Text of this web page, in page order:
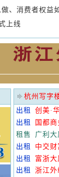
、消费者权益
上线
杭州写字
出租
创美·
出租
国都商
租售
广利大
出租
中交财
出租
富浙大
出租
浙江外